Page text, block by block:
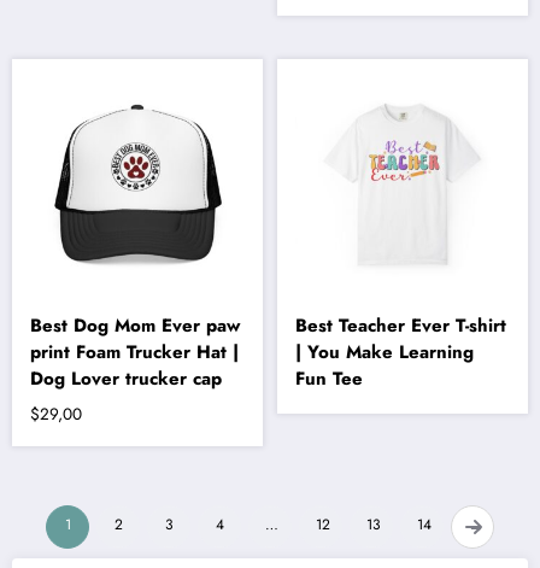
fazla
Seçenekler
sayfasından
seçilebilir
Best Dog Mom Ever paw
print Foam Trucker Hat |
Dog Lover trucker cap
$29,00
Best Teacher Ever T-shirt
| You Make Learning
Fun Tee
1 2 3 4 … 12 13 14 →